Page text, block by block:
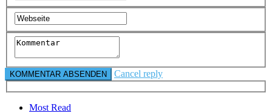
Cancel reply
Most Read